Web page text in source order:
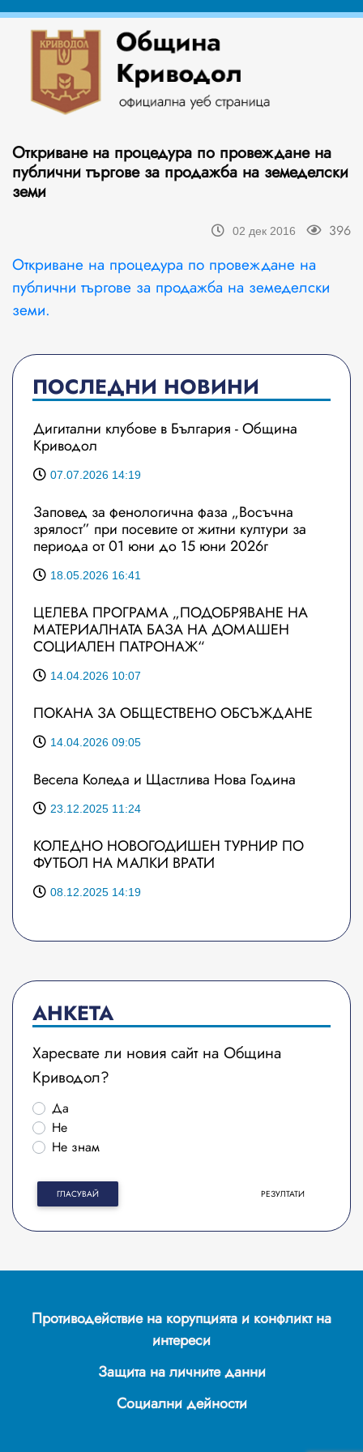
Откриване на процедура по провеждане на
публични търгове за продажба на земеделски
земи
02 дек 2016 396
Откриване на процедура по провеждане на
публични търгове за продажба на земеделски
земи.
ПОСЛЕДНИ НОВИНИ
Дигитални клубове в България - Община
Криводол
07.07.2026 14:19
Заповед за фенологична фаза „Восъчна
зрялост” при посевите от житни култури за
периода от 01 юни до 15 юни 2026г
18.05.2026 16:41
ЦЕЛЕВА ПРОГРАМА „ПОДОБРЯВАНЕ НА
МАТЕРИАЛНАТА БАЗА НА ДОМАШЕН
СОЦИАЛЕН ПАТРОНАЖ“
14.04.2026 10:07
ПОКАНА ЗА ОБЩЕСТВЕНО ОБСЪЖДАНЕ
14.04.2026 09:05
Весела Коледа и Щастлива Нова Година
23.12.2025 11:24
КОЛЕДНО НОВОГОДИШЕН ТУРНИР ПО
ФУТБОЛ НА МАЛКИ ВРАТИ
08.12.2025 14:19
АНКЕТА
Харесвате ли новия сайт на Община
Криводол?
Да
Не
Не знам
ГЛАСУВАЙ РЕЗУЛТАТИ
Противодействие на корупцията и конфликт на
интереси
Защита на личните данни
Социални дейности